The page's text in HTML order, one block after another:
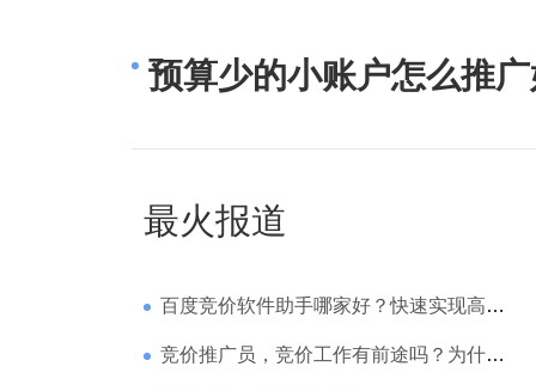
预算少的小账户怎么推
最火报道
百度竞价软件助手哪家好？快速实现高回报哪家强？
竞价推广员，竞价工作有前途吗？为什么待遇那么高